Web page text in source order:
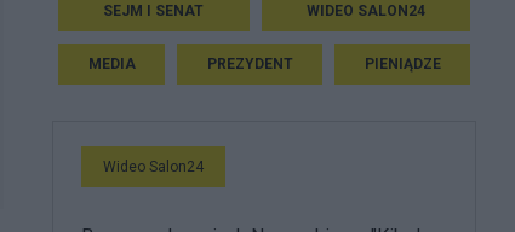
SEJM I SENAT WIDEO SALON24
MEDIA PREZYDENT PIENIĄDZE
Wideo Salon24